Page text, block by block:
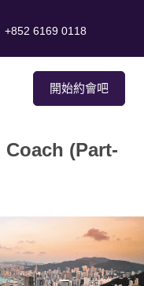
+852 6169 0118
開始約會吧
(Part-